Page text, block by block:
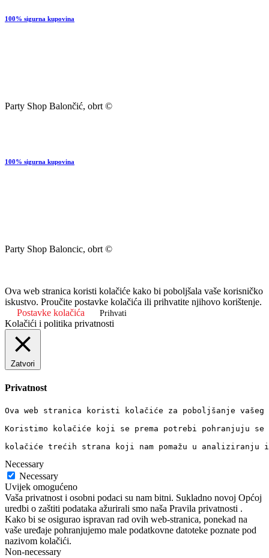
100% sigurna kupovina
Party Shop Balončić, obrt ©
100% sigurna kupovina
Party Shop Baloncic, obrt ©
Ova web stranica koristi kolačiće kako bi poboljšala vaše korisničko
iskustvo. Proučite postavke kolačića ili prihvatite njihovo korištenje.
Postavke kolačića
Prihvati
Kolačići i politika privatnosti
Zatvori
Privatnost
Ova web stranica koristi kolačiće za poboljšanje
Koristimo kolačiće koji se prema potrebi pohranjuju
kolačiće trećih strana koji nam pomažu u
Necessary
Necessary
Uvijek omogućeno
Vaša privatnost i osobni podaci su nam bitni. Sukladno novoj Općoj
uredbi o zaštiti podataka ažurirali smo naša Pravila privatnosti .
Kako bi se osigurao ispravan rad ovih web-stranica, ponekad na
vaše uređaje pohranjujemo male podatkovne datoteke poznate pod
nazivom kolačići.
Non-necessary